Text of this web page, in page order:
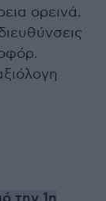
ορεινά.